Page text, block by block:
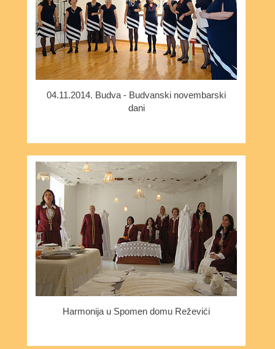
04.11.2014. Budva - Budvanski novembarski
dani
Harmonija u Spomen domu Reževići